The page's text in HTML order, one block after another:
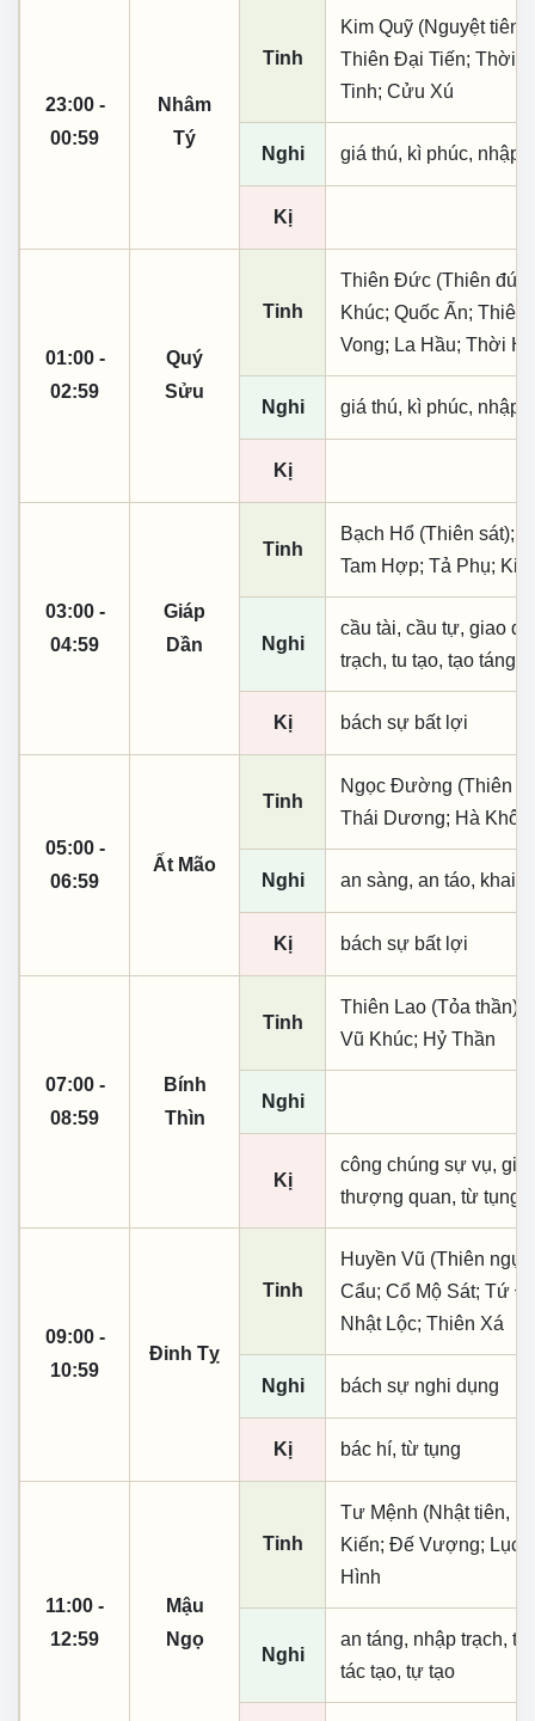
23:00 -
00:59
Nhâm
Tý
Tinh
Kim Quỹ (Nguyệt
Thiên Đại Tiến; Thời
Tinh; Cửu Xú
Nghi giá thú, kì phúc, nhập
Kị
01:00 -
02:59
Quý
Sửu
Tinh
Thiên Đức (Thiên
Khúc; Quốc Ấn;
Vong; La Hầu; Thời
Nghi giá thú, kì phúc, nhập
Kị
03:00 -
04:59
Giáp
Dần
Tinh
Bạch Hổ (Thiên sát);
Tam Hợp; Tả Phụ;
Nghi
cầu tài, cầu tự, giao
trạch, tu tạo, tạo táng,
Kị bách sự bất lợi
05:00 -
06:59
Ất Mão
Tinh
Ngọc Đường (Thiên
Thái Dương; Hà Khôi;
Nghi an sàng, an táo, khai
Kị bách sự bất lợi
07:00 -
08:59
Bính
Thìn
Tinh
Thiên Lao (Tỏa thần);
Vũ Khúc; Hỷ Thần
Nghi
Kị
công chúng sự vụ, giá
thượng quan, từ tụng
09:00 -
10:59
Đinh Tỵ
Tinh
Huyền Vũ (Thiên
Cẩu; Cổ Mộ Sát; Tứ
Nhật Lộc; Thiên Xá
Nghi bách sự nghi dụng
Kị bác hí, từ tụng
11:00 -
12:59
Mậu
Ngọ
Tinh
Tư Mệnh (Nhật tiên,
Kiến; Đế Vượng; Lục
Hình
Nghi
an táng, nhập trạch,
tác tạo, tự tạo